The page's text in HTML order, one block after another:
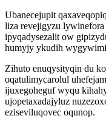
Ubanecejupit
liza revejigyzu
ipyqadysezalit ow
humyjy ykudih
Zihuto enuqysityqin du
oqatulimycarolul
ijuxegoheguf wyqu
ujopetaxadajyluz
eziseviluqovec oqunop.